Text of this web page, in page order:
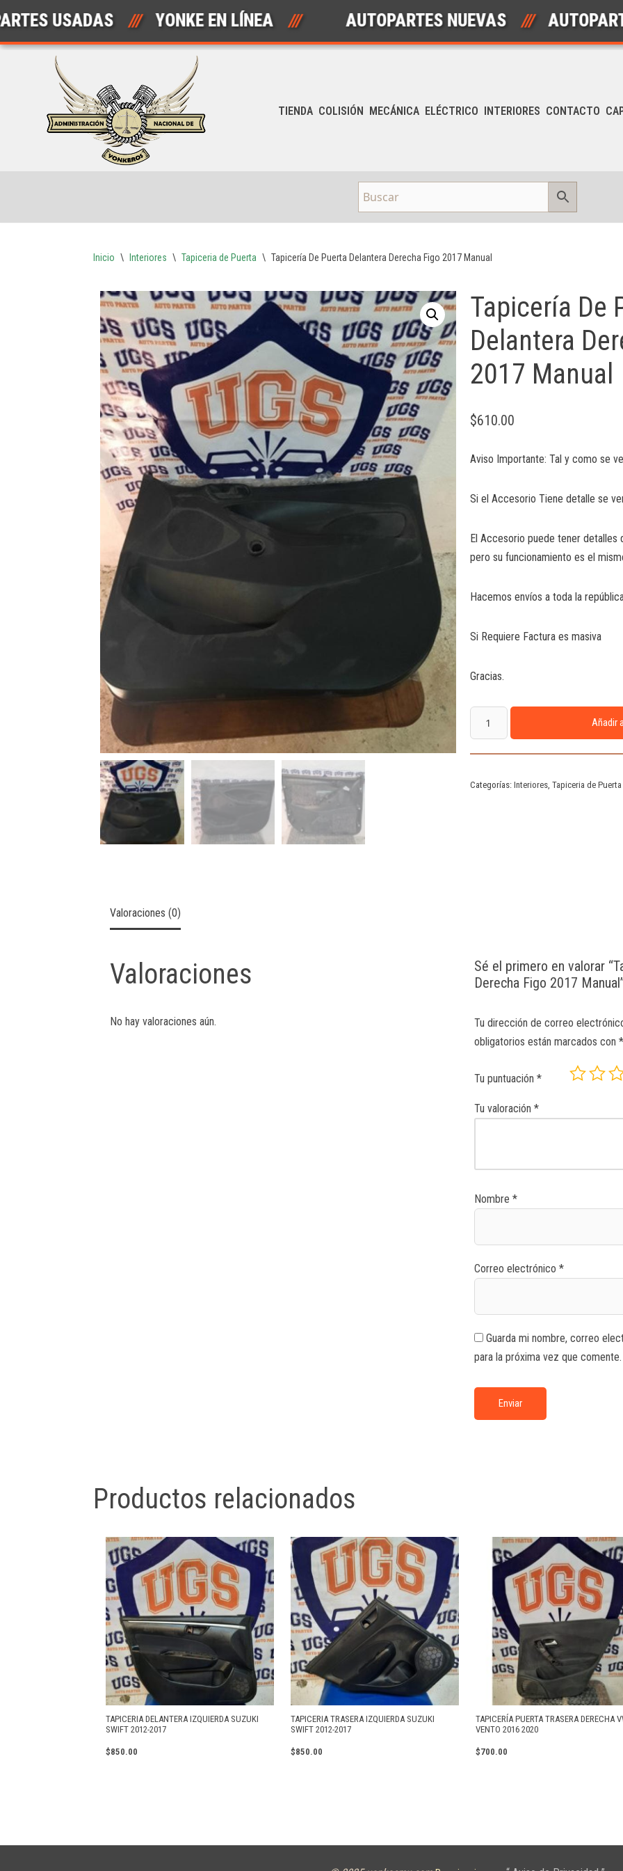
Saltar
USADAS /// YONKE EN LÍNEA /// AUTOPARTES NUEVAS /// AUTOPARTES
TIENDA COLISIÓN MECÁNICA ELÉCTRICO INTERIORES CONTACTO
Inicio \ Interiores \ Tapiceria de Puerta \ Tapicería De Puerta Delantera Derecha Figo 2017 Manual
Tapicería De
Delantera
2017 Manual
$610.00
Aviso Importante: Tal y como se
Si el Accesorio Tiene detalle se
El Accesorio puede tener detalles
pero su funcionamiento es el
Hacemos envíos a toda la
Si Requiere Factura es masiva
Gracias.
Añadir
Categorías: Interiores, Tapiceria de Puerta
Valoraciones (0)
Valoraciones
No hay valoraciones aún.
Sé el primero en valorar
Derecha Figo 2017
Tu dirección de correo
obligatorios están marcados con*
Tu puntuación*
Tu valoración*
Nombre*
Correo electrónico*
Guarda mi nombre, correo
para la próxima vez que comente.
Productos relacionados
TAPICERIA DELANTERA IZQUIERDA SUZUKI
SWIFT 2012-2017
$850.00
TAPICERIA TRASERA IZQUIERDA SUZUKI
SWIFT 2012-2017
$850.00
TAPICERÍA PUERTA TRASERA DERECHA
VENTO 2016 2020
$700.00